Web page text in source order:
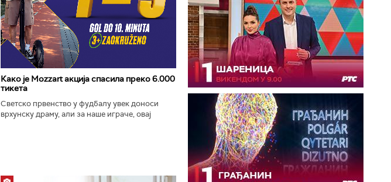
Како је Mozzart акција спасила преко 6.000
тикета
Светско првенство у фудбалу увек доноси
врхунску драму, али за наше играче, овај